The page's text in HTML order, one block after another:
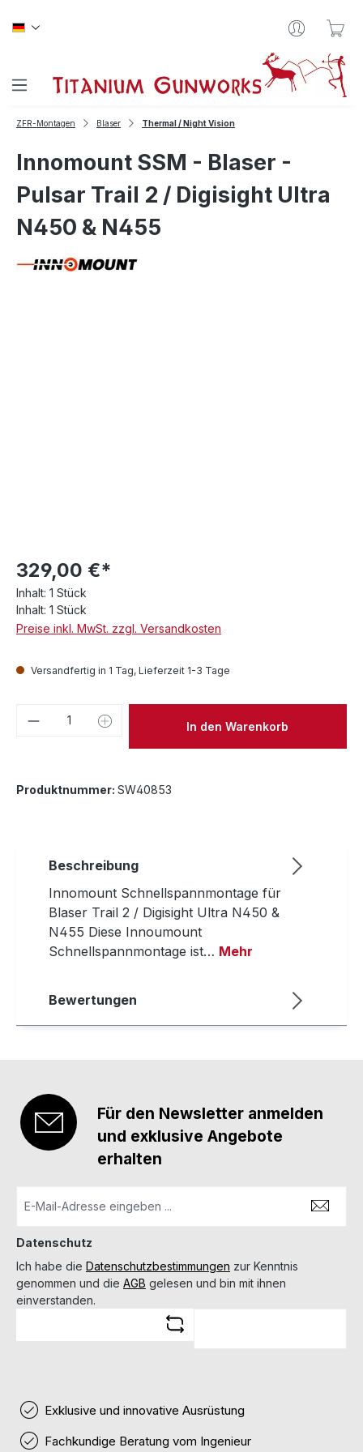
ZFR-Montagen Blaser Thermal / Night Vision
Innomount SSM - Blaser -
Pulsar Trail 2 / Digisight Ultra
N450 & N455
329,00 €*
Inhalt: 1 Stück
Inhalt: 1 Stück
Preise inkl. MwSt. zzgl. Versandkosten
Versandfertig in 1 Tag, Lieferzeit 1-3 Tage
Produkt Anzahl: Gib denIn den Warenkorb
Produktnummer: SW40853
Beschreibung
Innomount Schnellspannmontage für
Blaser Trail 2 / Digisight Ultra N450 &
N455 Diese Innoumount
Schnellspannmontage ist… Mehr
Bewertungen
Für den Newsletter anmelden
und exklusive Angebote
erhalten
Datenschutz
Ich habe die Datenschutzbestimmungen zur Kenntnis
genommen und die AGB gelesen und bin mit ihnen
einverstanden.
Exklusive und innovative Ausrüstung
Fachkundige Beratung vom Ingenieur